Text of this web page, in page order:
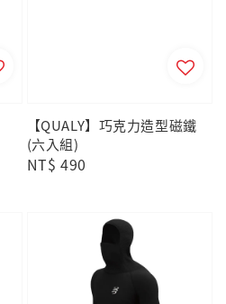
【QUALY】巧克力造型磁鐵
(六入組)
Regular
NT$ 490